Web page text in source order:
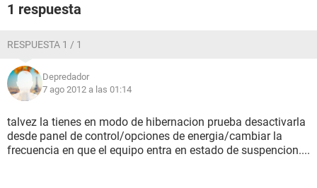
1 respuesta
RESPUESTA 1 / 1
Depredador
7 ago 2012 a las 01:14
talvez la tienes en modo de hibernacion prueba desactivarla
desde panel de control/opciones de energia/cambiar la
frecuencia en que el equipo entra en estado de suspencion....